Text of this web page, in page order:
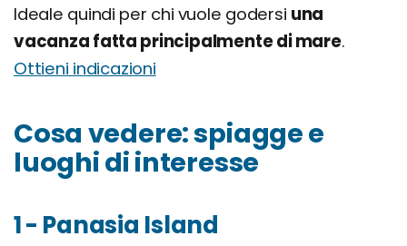
Ideale quindi per chi vuole godersi una
vacanza fatta principalmente di mare.
Ottieni indicazioni
Cosa vedere: spiagge e
luoghi di interesse
1 - Panasia Island